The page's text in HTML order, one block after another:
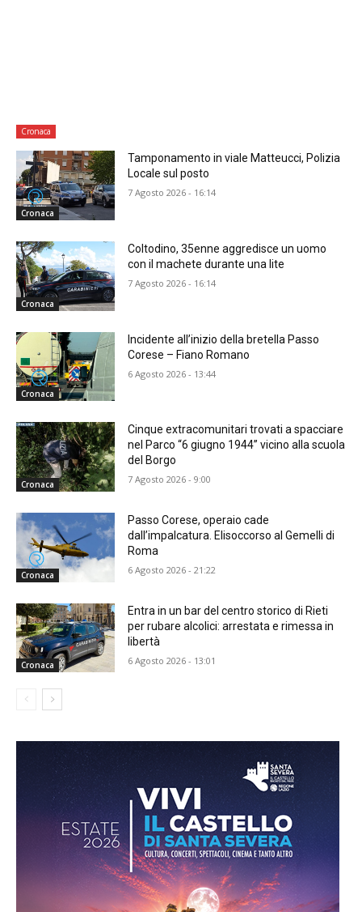
Cronaca
Cronaca
Tamponamento in viale Matteucci, Polizia
Locale sul posto
7 Agosto 2026 - 16:14
Cronaca
Coltodino, 35enne aggredisce un uomo
con il machete durante una lite
7 Agosto 2026 - 16:14
Cronaca
Incidente all’inizio della bretella Passo
Corese – Fiano Romano
6 Agosto 2026 - 13:44
Cronaca
Cinque extracomunitari trovati a spacciare
nel Parco “6 giugno 1944” vicino alla scuola
del Borgo
7 Agosto 2026 - 9:00
Cronaca
Passo Corese, operaio cade
dall’impalcatura. Elisoccorso al Gemelli di
Roma
6 Agosto 2026 - 21:22
Cronaca
Entra in un bar del centro storico di Rieti
per rubare alcolici: arrestata e rimessa in
libertà
6 Agosto 2026 - 13:01